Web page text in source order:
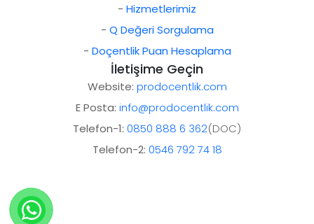
- Hizmetlerimiz
- Q Değeri Sorgulama
- Doçentlik Puan Hesaplama
İletişime Geçin
Website: prodocentlik.com
E Posta: info@prodocentlik.com
Telefon-1: 0850 888 6 362(DOC)
Telefon-2: 0546 792 74 18